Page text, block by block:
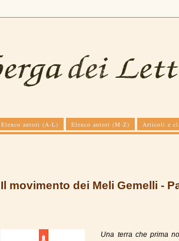
Elenco autori (A-L) Elenco autori (M-Z) Articoli e
Il movimento dei Meli Gemelli -
Una terra che prima